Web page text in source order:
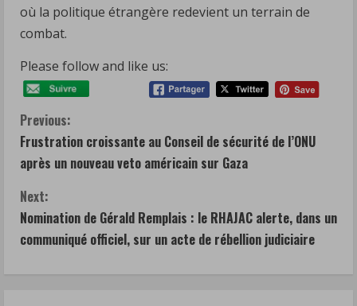
où la politique étrangère redevient un terrain de
combat.
Please follow and like us:
C
o
n
t
Previous:
Frustration croissante au Conseil de sécurité de l’ONU
après un nouveau veto américain sur Gaza
Next:
Nomination de Gérald Remplais : le RHAJAC alerte, dans un
communiqué officiel, sur un acte de rébellion judiciaire